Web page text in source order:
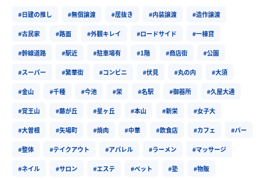
#日建の推し #無償譲渡 #居抜き #内装譲渡 #造作譲渡
#古民家 #路面 #外観キレイ #ロードサイド #一棟貸
#幹線道路 #駅近 #駐車場有 #1階 #商店街 #公園
#スーパー #繁華街 #コンビニ #伏見 #丸の内 #大須
#金山 #千種 #今池 #栄 #名駅 #御器所 #久屋大通
#覚王山 #藤が丘 #星ヶ丘 #本山 #新栄 #女子大
#大曽根 #矢場町 #焼肉 #中華 #飲食店 #カフェ #バー
#整体 #テイクアウト #アパレル #ラーメン #マッサージ
#ネイル #サロン #エステ #ペット #塾 #物販